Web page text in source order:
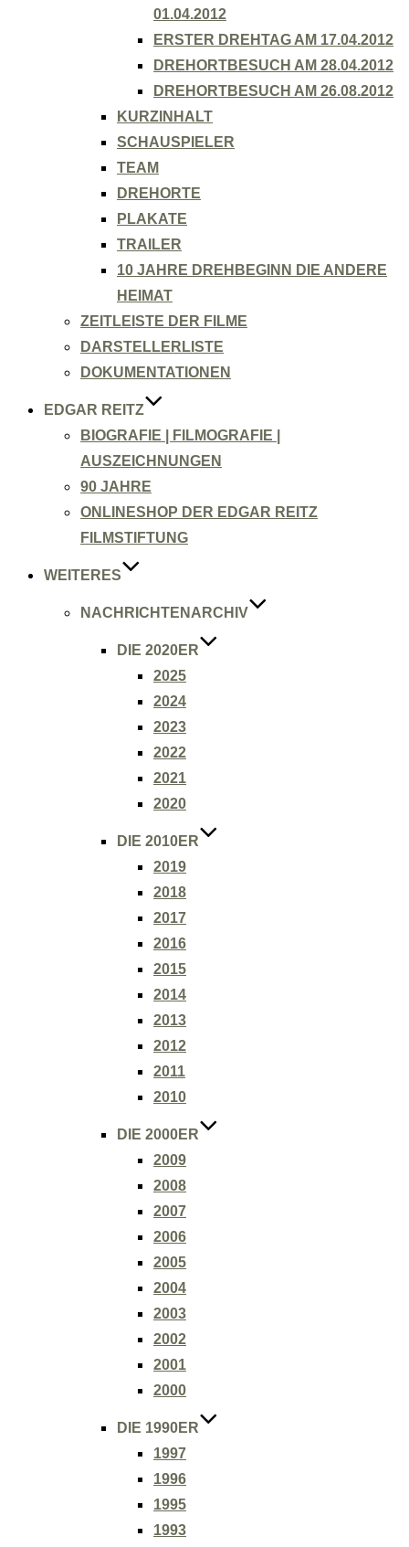
01.04.2012
ERSTER DREHTAG AM 17.04.2012
DREHORTBESUCH AM 28.04.2012
DREHORTBESUCH AM 26.08.2012
KURZINHALT
SCHAUSPIELER
TEAM
DREHORTE
PLAKATE
TRAILER
10 JAHRE DREHBEGINN DIE ANDERE
HEIMAT
ZEITLEISTE DER FILME
DARSTELLERLISTE
DOKUMENTATIONEN
EDGAR REITZ
BIOGRAFIE | FILMOGRAFIE |
AUSZEICHNUNGEN
90 JAHRE
ONLINESHOP DER EDGAR REITZ
FILMSTIFTUNG
WEITERES
NACHRICHTENARCHIV
DIE 2020ER
2025
2024
2023
2022
2021
2020
DIE 2010ER
2019
2018
2017
2016
2015
2014
2013
2012
2011
2010
DIE 2000ER
2009
2008
2007
2006
2005
2004
2003
2002
2001
2000
DIE 1990ER
1997
1996
1995
1993